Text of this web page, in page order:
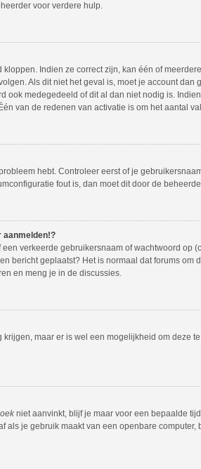
voor verdere hulp.
Indien ze correct zijn, kan één of
Als dit niet het geval is, moet je account
ook medegedeeld of dit al dan niet nodig is.
van de redenen van activatie is om het aantal
hebt. Controleer eerst of je
fout is, dan moet dit door de
aanmelden!?
verkeerde gebruikersnaam of wachtwoord
bericht geplaatst? Het is normaal dat forums
en meng je in de discussies.
maar er is wel een mogelijkheid om deze
niet aanvinkt, blijf je maar voor een bepaalde
als je gebruik maakt van een openbare